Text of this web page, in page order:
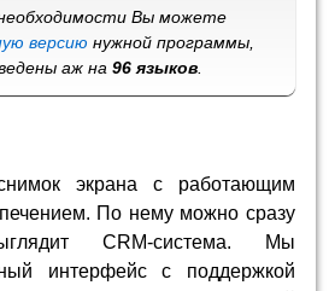
Вы можете
версию нужной программы,
аж на96 языков.
экрана с работающим
По нему можно сразу
CRM-система. Мы
интерфейс с поддержкой